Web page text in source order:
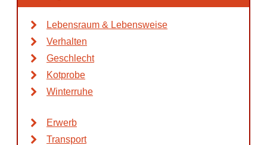
Lebensraum & Lebensweise
Verhalten
Geschlecht
Kotprobe
Winterruhe
Erwerb
Transport